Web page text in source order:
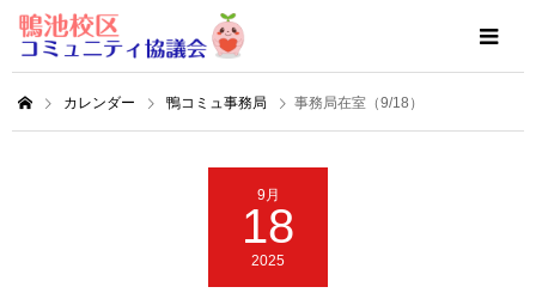
カレンダー 鴨コミュ事務局 事務局在室（9/18）
9月
18
2025